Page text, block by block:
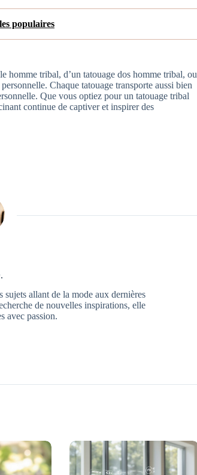
populaires
homme tribal, d’un tatouage dos homme tribal, ou
Chaque tatouage transporte aussi bien
Que vous optiez pour un tatouage tribal
continue de captiver et inspirer des
allant de la mode aux dernières
de nouvelles inspirations, elle
avec passion.